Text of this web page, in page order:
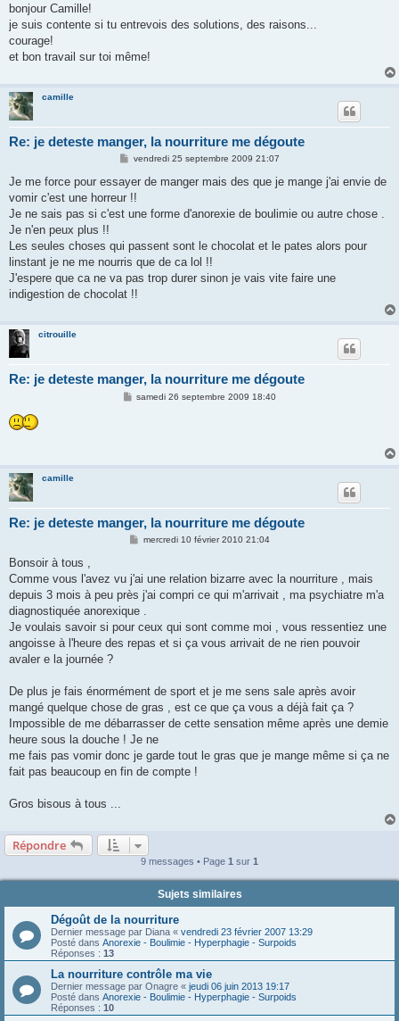
a
bonjour Camille!
je suis contente si tu entrevois des solutions, des raisons...
courage!
et bon travail sur toi même!
camille
Re: je deteste manger, la nourriture me dégoute
M
s
a
g
vendredi 25 septembre 2009 21:07
Je me force pour essayer de manger mais des que je mange j'ai envie de
vomir c'est une horreur !!
Je ne sais pas si c'est une forme d'anorexie de boulimie ou autre chose .
Je n'en peux plus !!
Les seules choses qui passent sont le chocolat et le pates alors pour
linstant je ne me nourris que de ca lol !!
J'espere que ca ne va pas trop durer sinon je vais vite faire une
indigestion de chocolat !!
citrouille
Re: je deteste manger, la nourriture me dégoute
Msamedi 26 septembre 2009 18:40
camille
Re: je deteste manger, la nourriture me dégoute
M
a
g
e
mercredi 10 février 2010 21:04
Bonsoir à tous ,
Comme vous l'avez vu j'ai une relation bizarre avec la nourriture , mais
depuis 3 mois à peu près j'ai compri ce qui m'arrivait , ma psychiatre m'a
diagnostiquée anorexique .
Je voulais savoir si pour ceux qui sont comme moi , vous ressentiez une
angoisse à l'heure des repas et si ça vous arrivait de ne rien pouvoir
avaler e la journée ?
De plus je fais énormément de sport et je me sens sale après avoir
mangé quelque chose de gras , est ce que ça vous a déjà fait ça ?
Impossible de me débarrasser de cette sensation même après une demie
heure sous la douche ! Je ne
me fais pas vomir donc je garde tout le gras que je mange même si ça ne
fait pas beaucoup en fin de compte !
Gros bisous à tous ...
Répondre
9 messages • Page 1 sur 1
Sujets similaires
Dégoût de la nourriture
Dernier message par Diana « vendredi 23 février 2007 13:29
Posté dans Anorexie - Boulimie - Hyperphagie - Surpoids
Réponses : 13
La nourriture contrôle ma vie
Dernier message par Onagre « jeudi 06 juin 2013 19:17
Posté dans Anorexie - Boulimie - Hyperphagie - Surpoids
Réponses : 10